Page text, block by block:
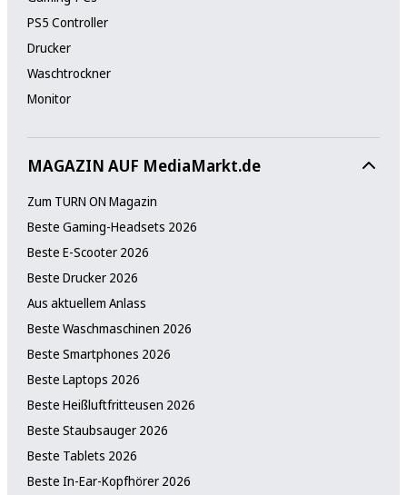
PS5 Controller
Drucker
Waschtrockner
Monitor
MAGAZIN AUF MediaMarkt.de
Zum TURN ON Magazin
Beste Gaming-Headsets 2026
Beste E-Scooter 2026
Beste Drucker 2026
Aus aktuellem Anlass
Beste Waschmaschinen 2026
Beste Smartphones 2026
Beste Laptops 2026
Beste Heißluftfritteusen 2026
Beste Staubsauger 2026
Beste Tablets 2026
Beste In-Ear-Kopfhörer 2026